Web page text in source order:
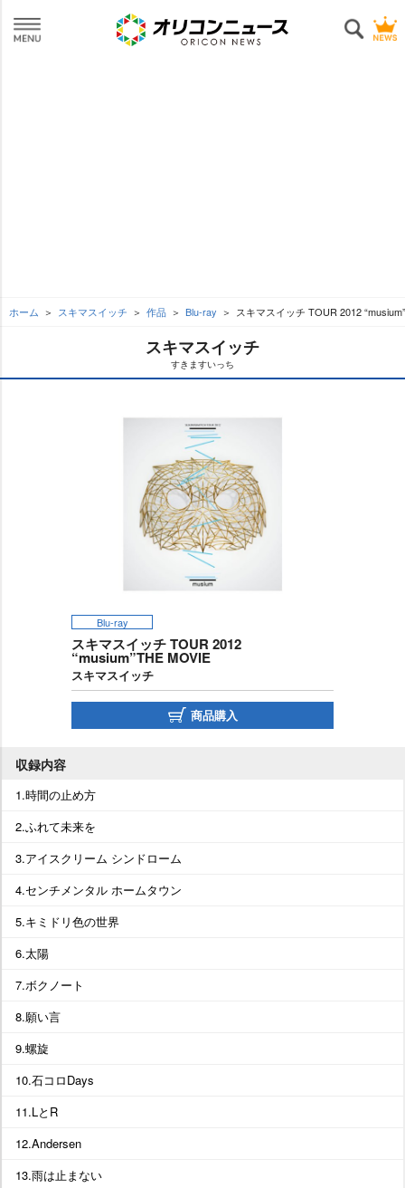
ホーム スキマスイッチ 作品 Blu-ray スキマスイッチ TOUR 2012
スキマスイッチ
すきますいっち
Blu-ray
スキマスイッチ TOUR 2012
“musium”THE MOVIE
スキマスイッチ
商品購入
収録内容
1.時間の止め方
2.ふれて未来を
3.アイスクリーム シンドローム
4.センチメンタル ホームタウン
5.キミドリ色の世界
6.太陽
7.ボクノート
8.願い言
9.螺旋
10.石コロDays
11.LとR
12.Andersen
13.雨は止まない